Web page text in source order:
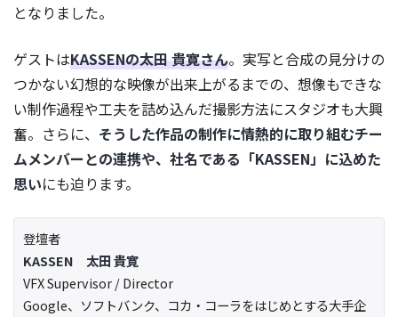
となりました。
ゲストはKASSENの太田 貴寛さん。実写と合成の見分けの
つかない幻想的な映像が出来上がるまでの、想像もできな
い制作過程や工夫を詰め込んだ撮影方法にスタジオも大興
奮。さらに、 そうした作品の制作に情熱的に取り組むチー
ムメンバーとの連携や、社名である「KASSEN」に込めた
思いにも迫ります。
登壇者
KASSEN 太田 貴寛
VFX Supervisor / Director
Google、ソフトバンク、コカ・コーラをはじめとする大手企